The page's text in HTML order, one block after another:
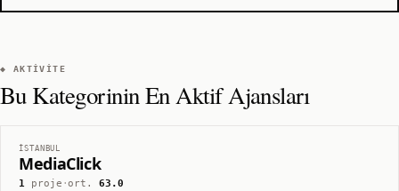
◆ AKTIVITE
Bu Kategorinin En Aktif Ajansları
İSTANBUL
MediaClick
1proje ·ort.63.0